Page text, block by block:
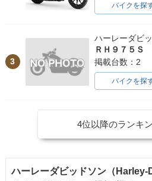
バイクを探
3
ハーレーダビ
ＲＨ９７５Ｓ
掲載台数：2
バイクを探
4位以降のランキ
ハーレーダビッドソン（